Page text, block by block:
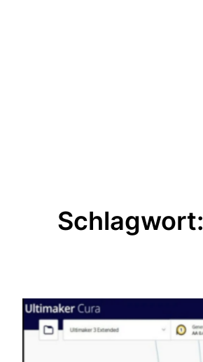
Schlagwort: